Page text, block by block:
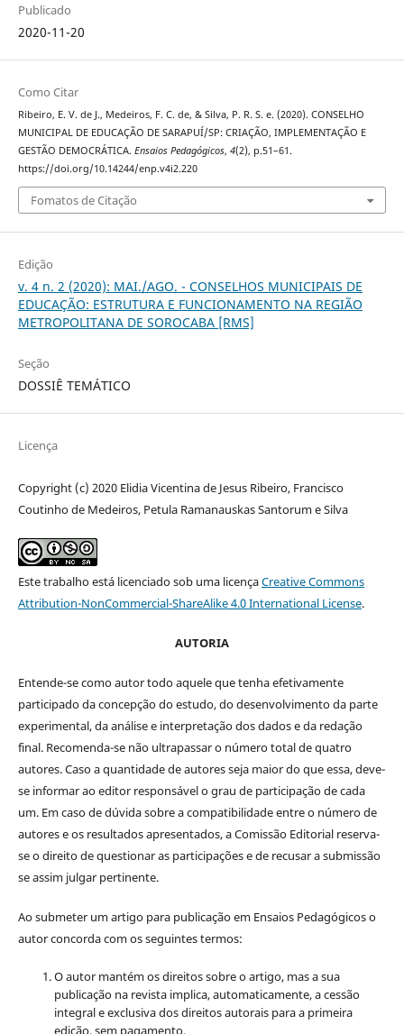
Publicado
2020-11-20
Como Citar
Ribeiro, E. V. de J., Medeiros, F. C. de, & Silva, P. R. S. e. (2020). CONSELHO
MUNICIPAL DE EDUCAÇÃO DE SARAPUÍ/SP: CRIAÇÃO, IMPLEMENTAÇÃO E
GESTÃO DEMOCRÁTICA. Ensaios Pedagógicos, 4(2), p.51–61.
https://doi.org/10.14244/enp.v4i2.220
Fomatos de Citação
Edição
v. 4 n. 2 (2020): MAI./AGO. - CONSELHOS MUNICIPAIS DE
EDUCAÇÃO: ESTRUTURA E FUNCIONAMENTO NA REGIÃO
METROPOLITANA DE SOROCABA [RMS]
Seção
DOSSIÊ TEMÁTICO
Licença
Copyright (c) 2020 Elidia Vicentina de Jesus Ribeiro, Francisco
Coutinho de Medeiros, Petula Ramanauskas Santorum e Silva
Este trabalho está licenciado sob uma licençaCreative Commons
Attribution-NonCommercial-ShareAlike 4.0 International License.
AUTORIA
Entende-se como autor todo aquele que tenha efetivamente
participado da concepção do estudo, do desenvolvimento da parte
experimental, da análise e interpretação dos dados e da redação
final. Recomenda-se não ultrapassar o número total de quatro
autores. Caso a quantidade de autores seja maior do que essa, deve-
se informar ao editor responsável o grau de participação de cada
um. Em caso de dúvida sobre a compatibilidade entre o número de
autores e os resultados apresentados, a Comissão Editorial reserva-
se o direito de questionar as participações e de recusar a submissão
se assim julgar pertinente.
Ao submeter um artigo para publicação em Ensaios Pedagógicos o
autor concorda com os seguintes termos:
O autor mantém os direitos sobre o artigo, mas a sua
publicação na revista implica, automaticamente, a cessão
integral e exclusiva dos direitos autorais para a primeira
edição, sem pagamento.